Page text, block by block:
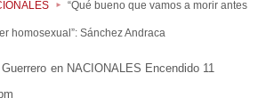
“Qué bueno que vamos a morir antes
homosexual”: Sánchez Andraca
en NACIONALES Encendido 11